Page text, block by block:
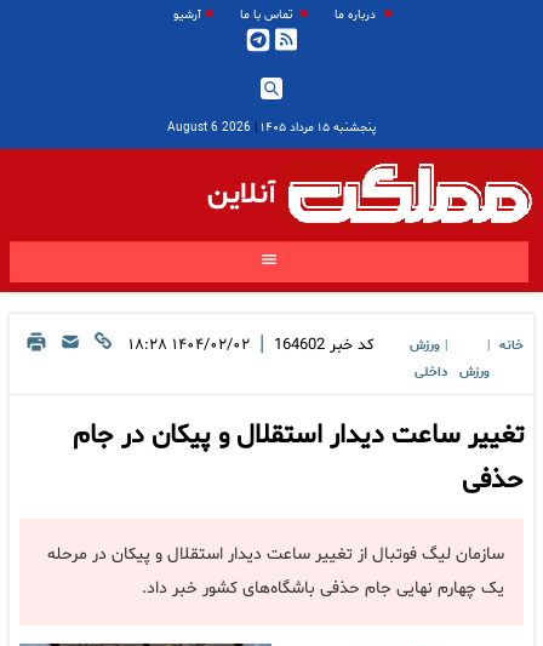
درباره ما تماس با ما آرشیو
پنجشنبه ۱۵ مرداد ۱۴۰۵ |
2026 August 6
آنلاین
خانه
ورزش
ورزش
داخلی
کد خبر 164602
| ۱۴۰۴/۰۲/۰۲ ۱۸:۲۸
تغییر ساعت دیدار استقلال و پیکان در جام
حذفی
سازمان لیگ فوتبال از تغییر ساعت دیدار استقلال و پیکان در مرحله
یک چهارم نهایی جام حذفی باشگاه‌های کشور خبر داد.